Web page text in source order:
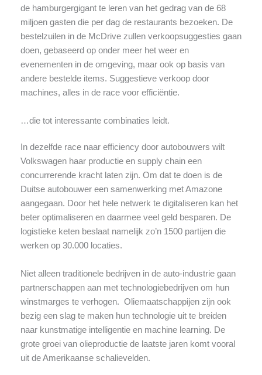
de hamburgergigant te leren van het gedrag van de 68
miljoen gasten die per dag de restaurants bezoeken. De
bestelzuilen in de McDrive zullen verkoopsuggesties gaan
doen, gebaseerd op onder meer het weer en
evenementen in de omgeving, maar ook op basis van
andere bestelde items. Suggestieve verkoop door
machines, alles in de race voor efficiëntie.
…die tot interessante combinaties leidt.
In dezelfde race naar efficiency door autobouwers wilt
Volkswagen haar productie en supply chain een
concurrerende kracht laten zijn. Om dat te doen is de
Duitse autobouwer een samenwerking met Amazone
aangegaan. Door het hele netwerk te digitaliseren kan het
beter optimaliseren en daarmee veel geld besparen. De
logistieke keten beslaat namelijk zo’n 1500 partijen die
werken op 30.000 locaties.
Niet alleen traditionele bedrijven in de auto-industrie gaan
partnerschappen aan met technologiebedrijven om hun
winstmarges te verhogen. Oliemaatschappijen zijn ook
bezig een slag te maken hun technologie uit te breiden
naar kunstmatige intelligentie en machine learning. De
grote groei van olieproductie de laatste jaren komt vooral
uit de Amerikaanse schalievelden.